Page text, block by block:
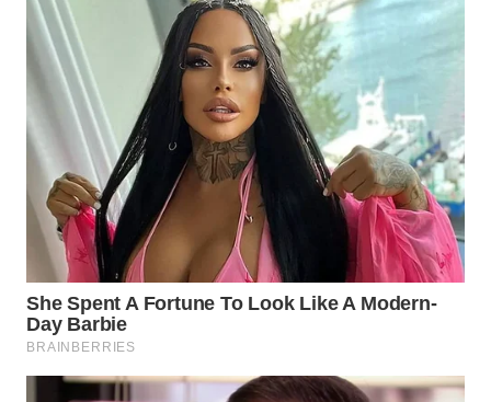
WN
KUNINGAN
WN
MAJALENGKA
WN
SUBANG
WN
SUKABUMI
PURWAKARTA